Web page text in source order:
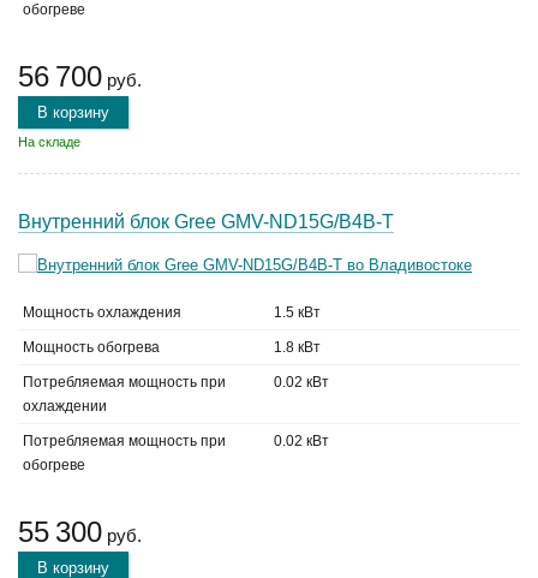
обогреве
56 700 руб.
В корзину
На складе
Внутренний блок Gree GMV-ND15G/B4B-T
Мощность охлаждения 1.5 кВт
Мощность обогрева 1.8 кВт
Потребляемая мощность при
охлаждении
0.02 кВт
Потребляемая мощность при
обогреве
0.02 кВт
55 300 руб.
В корзину